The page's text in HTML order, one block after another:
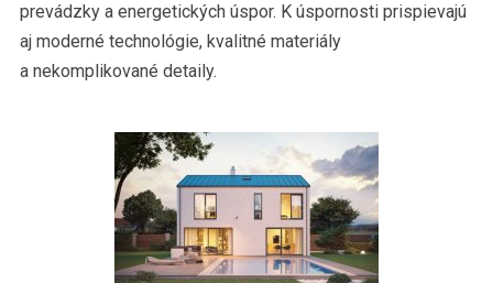
prevádzky a energetických úspor. K úspornosti prispievajú
aj moderné technológie, kvalitné materiály
a nekomplikované detaily.